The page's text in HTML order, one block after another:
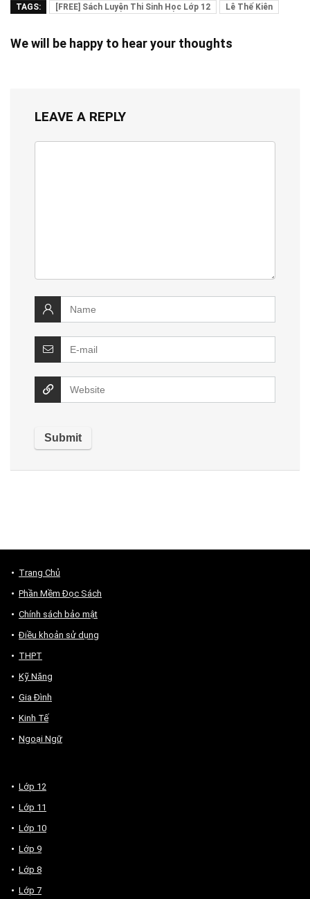
TAGS: [FREE] Sách Luyện Thi Sinh Học Lớp 12 Lê Thế Kiên
We will be happy to hear your thoughts
LEAVE A REPLY
Trang Chủ
Phần Mềm Đọc Sách
Chính sách bảo mật
Điều khoản sử dụng
THPT
Kỹ Năng
Gia Đình
Kinh Tế
Ngoại Ngữ
Lớp 12
Lớp 11
Lớp 10
Lớp 9
Lớp 8
Lớp 7